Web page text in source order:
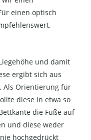
einen optisch
und damit
ergibt sich aus
Als Orientierung für
diese in etwa so
die Füße auf
und diese weder
hochgedrückt